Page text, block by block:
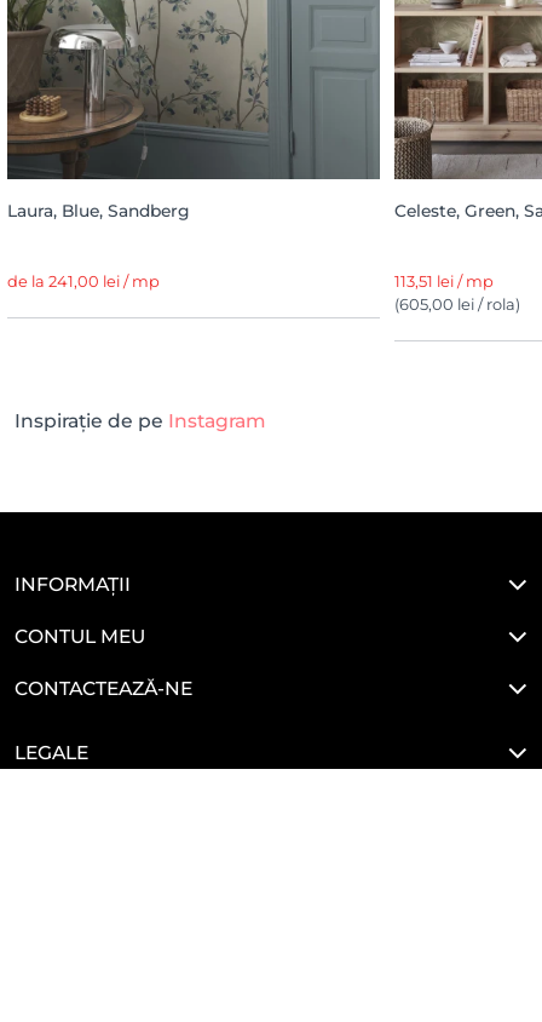
Laura, Blue, Sandberg
de la 241,00 lei / mp
Celeste, Green,
113,51 lei / mp
(605,00 lei / rola)
Inspirație de pe Instagram
INFORMAȚII
CONTUL MEU
CONTACTEAZĂ-NE
LEGALE